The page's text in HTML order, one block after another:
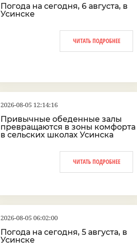
Погода на сегодня, 6 августа, в
Усинске
ЧИТАТЬ ПОДРОБНЕЕ
2026-08-05 12:14:16
Привычные обеденные залы
превращаются в зоны комфорта
в сельских школах Усинска
ЧИТАТЬ ПОДРОБНЕЕ
2026-08-05 06:02:00
Погода на сегодня, 5 августа, в
Усинске